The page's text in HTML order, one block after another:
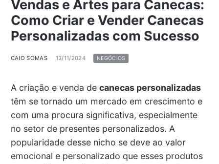
Vendas e Artes para Canecas:
Como Criar e Vender Canecas
Personalizadas com Sucesso
CAIO SOMAS 13/11/2024 NEGÓCIOS
A criação e venda de canecas personalizadas
têm se tornado um mercado em crescimento e
com uma procura significativa, especialmente
no setor de presentes personalizados. A
popularidade desse nicho se deve ao valor
emocional e personalizado que esses produtos